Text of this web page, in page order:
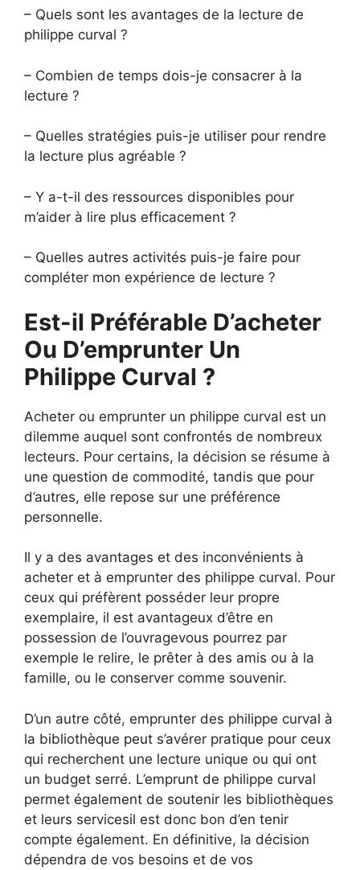
– Quels sont les avantages de la lecture de
philippe curval ?
– Combien de temps dois-je consacrer à la
lecture ?
– Quelles stratégies puis-je utiliser pour rendre
la lecture plus agréable ?
– Y a-t-il des ressources disponibles pour
m’aider à lire plus efficacement ?
– Quelles autres activités puis-je faire pour
compléter mon expérience de lecture ?
Est-il Préférable D’acheter
Ou D’emprunter Un
Philippe Curval ?
Acheter ou emprunter un philippe curval est un
dilemme auquel sont confrontés de nombreux
lecteurs. Pour certains, la décision se résume à
une question de commodité, tandis que pour
d’autres, elle repose sur une préférence
personnelle.
Il y a des avantages et des inconvénients à
acheter et à emprunter des philippe curval. Pour
ceux qui préfèrent posséder leur propre
exemplaire, il est avantageux d’être en
possession de l’ouvragevous pourrez par
exemple le relire, le prêter à des amis ou à la
famille, ou le conserver comme souvenir.
D’un autre côté, emprunter des philippe curval à
la bibliothèque peut s’avérer pratique pour ceux
qui recherchent une lecture unique ou qui ont
un budget serré. L’emprunt de philippe curval
permet également de soutenir les bibliothèques
et leurs servicesil est donc bon d’en tenir
compte également. En définitive, la décision
dépendra de vos besoins et de vos